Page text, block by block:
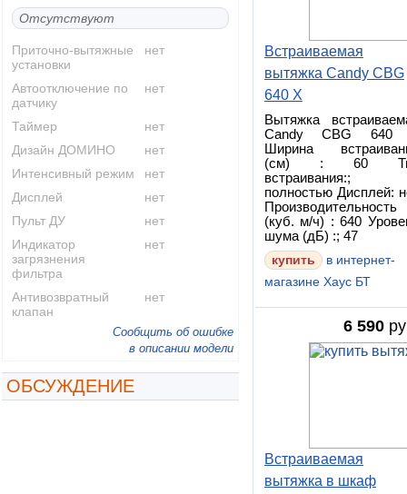
Отсутствуют
Приточно-вытяжные
установки
нет
Автоотключение по
датчику
нет
Таймер
нет
Дизайн ДОМИНО
нет
Интенсивный режим
нет
Дисплей
нет
Пульт ДУ
нет
Индикатор
загрязнения
фильтра
нет
Антивозвратный
клапан
нет
Сообщить об ошибке
в описании модели
ОБСУЖДЕНИЕ
Встраиваемая
вытяжка Candy CBG
640 X
Вытяжка
Candy CBG 640
Ширина
(см) : 60
встраивания:;
полностью Дисплей:
Производительность
(куб. м/ч) : 640
шума (дБ) :; 47
купить
в интернет-
магазине Хаус БТ
6 590
Встраиваемая
вытяжка в шкаф